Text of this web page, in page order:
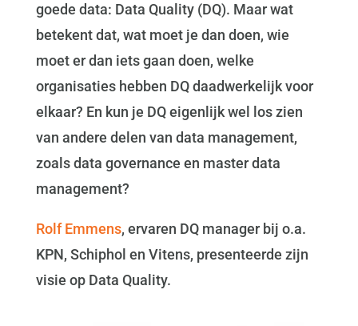
goede data: Data Quality (DQ). Maar wat
betekent dat, wat moet je dan doen, wie
moet er dan iets gaan doen, welke
organisaties hebben DQ daadwerkelijk voor
elkaar? En kun je DQ eigenlijk wel los zien
van andere delen van data management,
zoals data governance en master data
management?
Rolf Emmens, ervaren DQ manager bij o.a.
KPN, Schiphol en Vitens, presenteerde zijn
visie op Data Quality.